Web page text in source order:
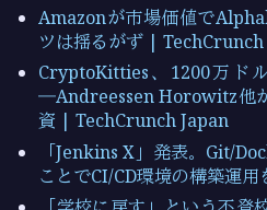
Amazonが市場価値で
ツは揺るがず |
CryptoKitties、1200万ド
―Andreessen Horowitz他
資 | TechCrunch Japan
「Jenkins X」発表。Git/
ことでCI/CD環境の構築運